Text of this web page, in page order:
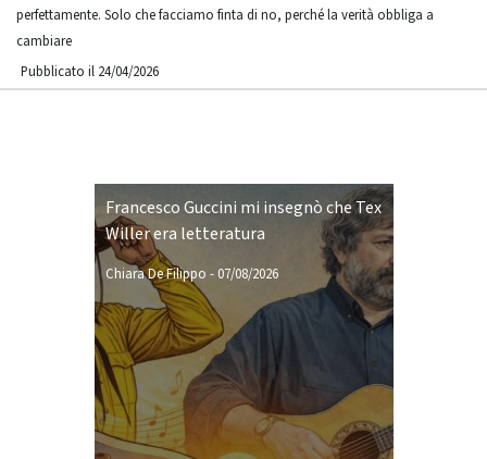
perfettamente. Solo che facciamo finta di no, perché la verità obbliga a
cambiare
Pubblicato il 24/04/2026
Francesco Guccini mi insegnò che Tex
Willer era letteratura
Chiara De Filippo -07/08/2026